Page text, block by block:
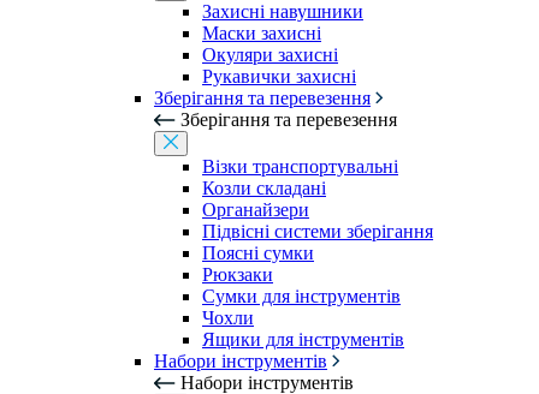
Захисні навушники
Маски захисні
Окуляри захисні
Рукавички захисні
Зберігання та перевезення
Зберігання та перевезення
Візки транспортувальні
Козли складані
Органайзери
Підвісні системи зберігання
Поясні сумки
Рюкзаки
Сумки для інструментів
Чохли
Ящики для інструментів
Набори інструментів
Набори інструментів